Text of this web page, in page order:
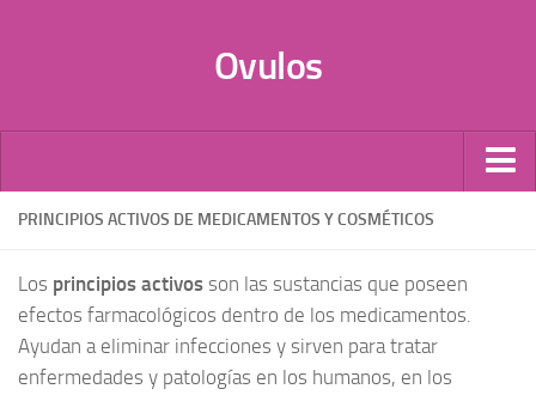
Ovulos
Por Tipo
Candidiasis
Anticonceptivos
Vaginales
PRINCIPIOS ACTIVOS DE MEDICAMENTOS Y COSMÉTICOS
Los principios activos son las sustancias que poseen
efectos farmacológicos dentro de los medicamentos.
Ayudan a eliminar infecciones y sirven para tratar
enfermedades y patologías en los humanos, en los